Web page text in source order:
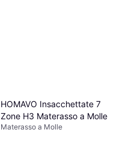
HOMAVO Insacchettate 7
Zone H3 Materasso a Molle
Materasso a Molle